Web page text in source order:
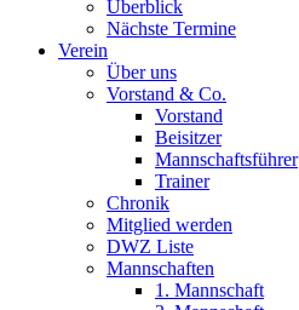
Überblick
Nächste Termine
Verein
Über uns
Vorstand & Co.
Vorstand
Beisitzer
Mannschaftsführer
Trainer
Chronik
Mitglied werden
DWZ Liste
Mannschaften
1. Mannschaft